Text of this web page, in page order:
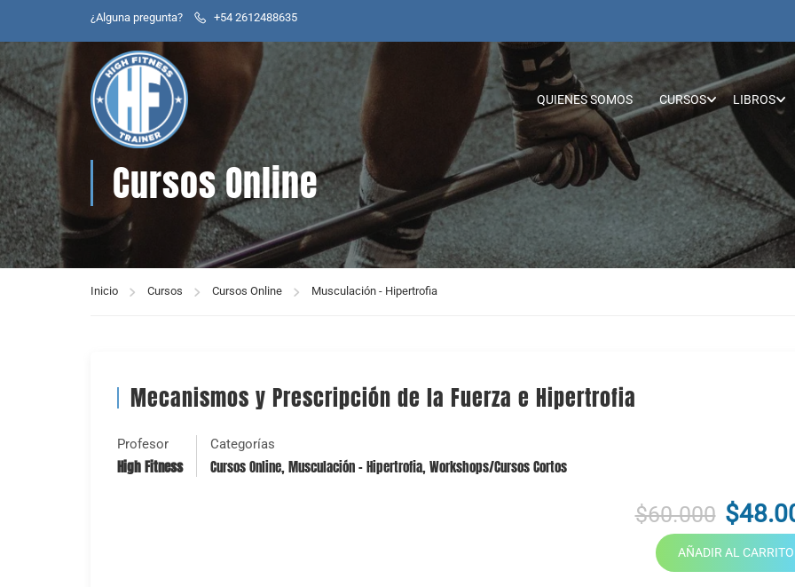
¿Alguna pregunta? +54 2612488635
QUIENES SOMOS CURSOS LIBROS
Cursos Online
Inicio Cursos Cursos Online Musculación - Hipertrofia
Mecanismos y Prescripción de la Fuerza e Hipertrofia
Profesor
High Fitness
Categorías
Cursos Online,Musculación - Hipertrofia,Workshops/Cursos Cortos
$60.000
AÑADIR AL CARRITO